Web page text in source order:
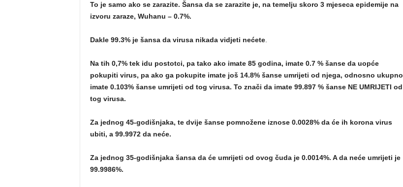
To je samo ako se zarazite. Šansa da se zarazite je, na temelju skoro 3 mjeseca epidemije na
izvoru zaraze, Wuhanu – 0.7%.
Dakle 99.3% je šansa da virusa nikada vidjeti nećete.
Na tih 0,7% tek idu postotci, pa tako ako imate 85 godina, imate 0.7 % šanse da uopće
pokupiti virus, pa ako ga pokupite imate još 14.8% šanse umrijeti od njega, odnosno ukupno
imate 0.103% šanse umrijeti od tog virusa. To znači da imate 99.897 % šanse NE UMRIJETI od
tog virusa.
Za jednog 45-godišnjaka, te dvije šanse pomnožene iznose 0.0028% da će ih korona virus
ubiti, a 99.9972 da neće.
Za jednog 35-godišnjaka šansa da će umrijeti od ovog čuda je 0.0014%. A da neće umrijeti je
99.9986%.